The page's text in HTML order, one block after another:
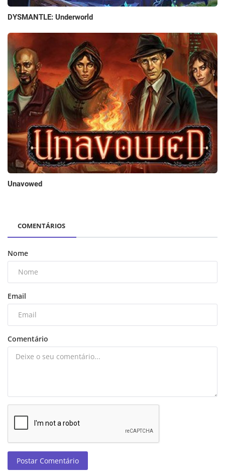
DYSMANTLE: Underworld
Unavowed
COMENTÁRIOS
Nome
Email
Comentário
Postar Comentário